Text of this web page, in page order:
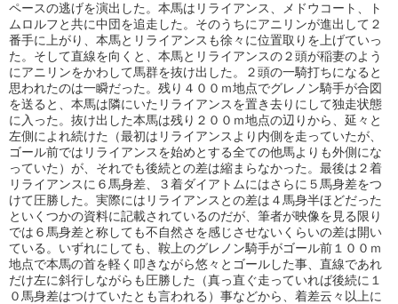
ペースの逃げを演出した。本馬はリライアンス、メドウコート、ト
ムロルフと共に中団を追走した。そのうちにアニリンが進出して２
番手に上がり、本馬とリライアンスも徐々に位置取りを上げていっ
た。そして直線を向くと、本馬とリライアンスの２頭が稲妻のよう
にアニリンをかわして馬群を抜け出した。２頭の一騎打ちになると
思われたのは一瞬だった。残り４００ｍ地点でグレノン騎手が合図
を送ると、本馬は隣にいたリライアンスを置き去りにして独走状態
に入った。抜け出した本馬は残り２００ｍ地点の辺りから、延々と
左側によれ続けた（最初はリライアンスより内側を走っていたが、
ゴール前ではリライアンスを始めとする全ての他馬よりも外側にな
っていた）が、それでも後続との差は縮まらなかった。最後は２着
リライアンスに６馬身差、３着ダイアトムにはさらに５馬身差をつ
けて圧勝した。実際にはリライアンスとの差は４馬身半ほどだった
といくつかの資料に記載されているのだが、筆者が映像を見る限り
では６馬身差と称しても不自然さを感じさせないくらいの差は開い
ている。いずれにしても、鞍上のグレノン騎手がゴール前１００ｍ
地点で本馬の首を軽く叩きながら悠々とゴールした事、直線であれ
だけ左に斜行しながらも圧勝した（真っ直ぐ走っていれば後続に１
０馬身差はつけていたとも言われる）事などから、着差云々以上に